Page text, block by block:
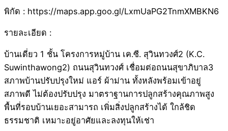
พิกัด : https://maps.app.goo.gl/LxmUaPG2TnmXMBKN6
รายละเอียด :
บ้านเดี่ยว 1 ชั้น โครงการหมู่บ้าน เค.ซี. สุวินทวงศ์2 (K.C.
Suwinthawong2) ถนนสุวินทวงศ์ เชื่อมต่อถนนสุขาภิบาล3
สภาพบ้านปรับปรุงใหม่ แอร์ ผ้าม่าน ทั้งหลังพร้อมเข้าอยู่
สภาพดี ไม่ต้องปรับปรุง มาตราฐานการปลูกสร้างคุณภาพสูง
พื้นที่รอบบ้านเยอะสามารถ เพิ่มสิ่งปลูกสร้างได้ ใกล้ชิด
ธรรมชาติ เหมาะอยู่อาศัยและลงทุนให้เช่า